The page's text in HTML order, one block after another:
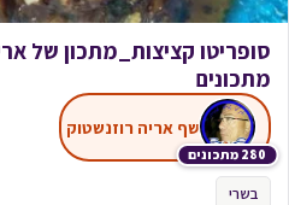
סופריטו קציצות_מתכון של
מתכונים
280 מתכונים
שף אריה רוזנשטוק
בשרי